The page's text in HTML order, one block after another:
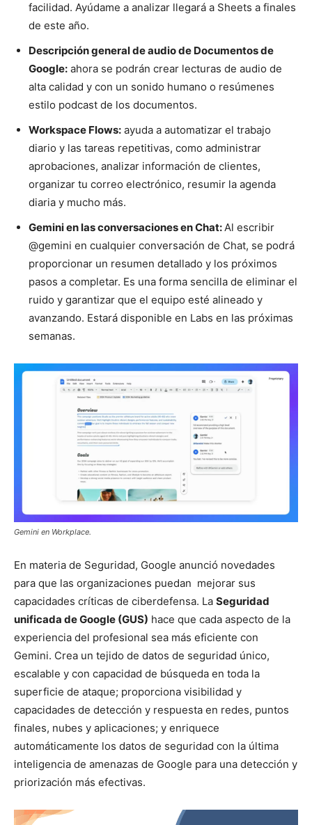
facilidad. Ayúdame a analizar llegará a Sheets a finales
de este año.
Descripción general de audio de Documentos de
Google: ahora se podrán crear lecturas de audio de
alta calidad y con un sonido humano o resúmenes
estilo podcast de los documentos.
Workspace Flows: ayuda a automatizar el trabajo
diario y las tareas repetitivas, como administrar
aprobaciones, analizar información de clientes,
organizar tu correo electrónico, resumir la agenda
diaria y mucho más.
Gemini en las conversaciones en Chat:Al escribir
@gemini en cualquier conversación de Chat, se podrá
proporcionar un resumen detallado y los próximos
pasos a completar. Es una forma sencilla de eliminar el
ruido y garantizar que el equipo esté alineado y
avanzando. Estará disponible en Labs en las próximas
semanas.
Gemini en Workplace.
En materia de Seguridad, Google anunció novedades
para que las organizaciones puedan mejorar sus
capacidades críticas de ciberdefensa. La Seguridad
unificada de Google (GUS) hace que cada aspecto de la
experiencia del profesional sea más eficiente con
Gemini. Crea un tejido de datos de seguridad único,
escalable y con capacidad de búsqueda en toda la
superficie de ataque; proporciona visibilidad y
capacidades de detección y respuesta en redes, puntos
finales, nubes y aplicaciones; y enriquece
automáticamente los datos de seguridad con la última
inteligencia de amenazas de Google para una detección y
priorización más efectivas.